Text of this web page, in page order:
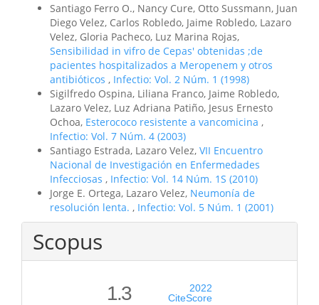
Santiago Ferro O., Nancy Cure, Otto Sussmann, Juan
Diego Velez, Carlos Robledo, Jaime Robledo, Lazaro
Velez, Gloria Pacheco, Luz Marina Rojas,
Sensibilidad in vifro de Cepas' obtenidas ;de
pacientes hospitalizados a Meropenem y otros
antibióticos , Infectio: Vol. 2 Núm. 1 (1998)
Sigilfredo Ospina, Liliana Franco, Jaime Robledo,
Lazaro Velez, Luz Adriana Patiño, Jesus Ernesto
Ochoa, Esterococo resistente a vancomicina ,
Infectio: Vol. 7 Núm. 4 (2003)
Santiago Estrada, Lazaro Velez, VII Encuentro
Nacional de Investigación en Enfermedades
Infecciosas , Infectio: Vol. 14 Núm. 1S (2010)
Jorge E. Ortega, Lazaro Velez, Neumonía de
resolución lenta. , Infectio: Vol. 5 Núm. 1 (2001)
Scopus
1.3
2022
CiteScore